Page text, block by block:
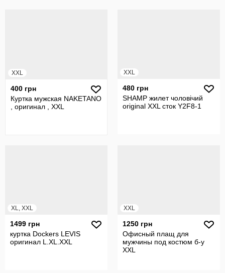
XXL
400 грн
Куртка мужская NAKETANO
, оригинал , XXL
XXL
480 грн
SHAMP жилет чоловічий
original XXL сток Y2F8-1
XL, XXL
1499 грн
куртка Dockers LEVIS
оригинал L.XL.XXL
XXL
1250 грн
Офисный плащ для
мужчины под костюм б-у
XXL